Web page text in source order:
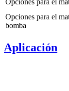
Opciones para el
Opciones para el
bomba
Aplicación